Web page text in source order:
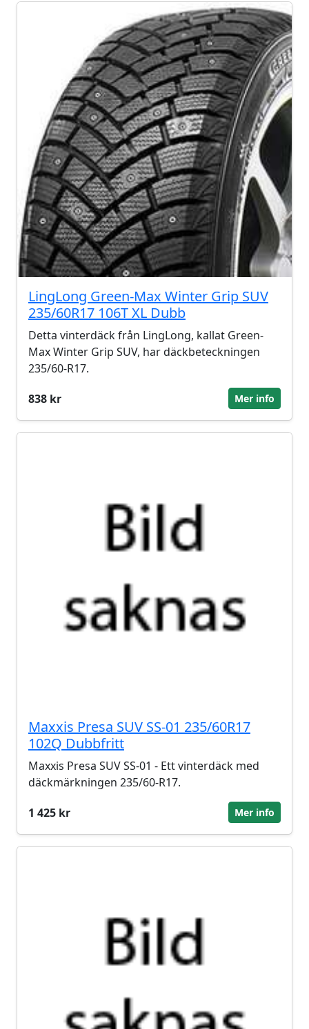
LingLong Green-Max Winter Grip SUV
235/60R17 106T XL Dubb
Detta vinterdäck från LingLong, kallat Green-
Max Winter Grip SUV, har däckbeteckningen
235/60-R17.
838 kr
Mer info
Maxxis Presa SUV SS-01 235/60R17
102Q Dubbfritt
Maxxis Presa SUV SS-01 - Ett vinterdäck med
däckmärkningen 235/60-R17.
1 425 kr
Mer info